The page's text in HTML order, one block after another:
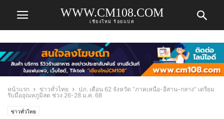
WWW.CM108.COM
เชียงใหม่ ร้อยแปด
หน้าแรก ข่าวทั่วไทย
ปภ. เตือน 62 จังหวัด “ภาคเหนือ-อีสาน-กลาง” เตรียม
รับมืออุณหภูมิลด ช่วง 26-28 ม.ค. 68
ข่าวทั่วไทย